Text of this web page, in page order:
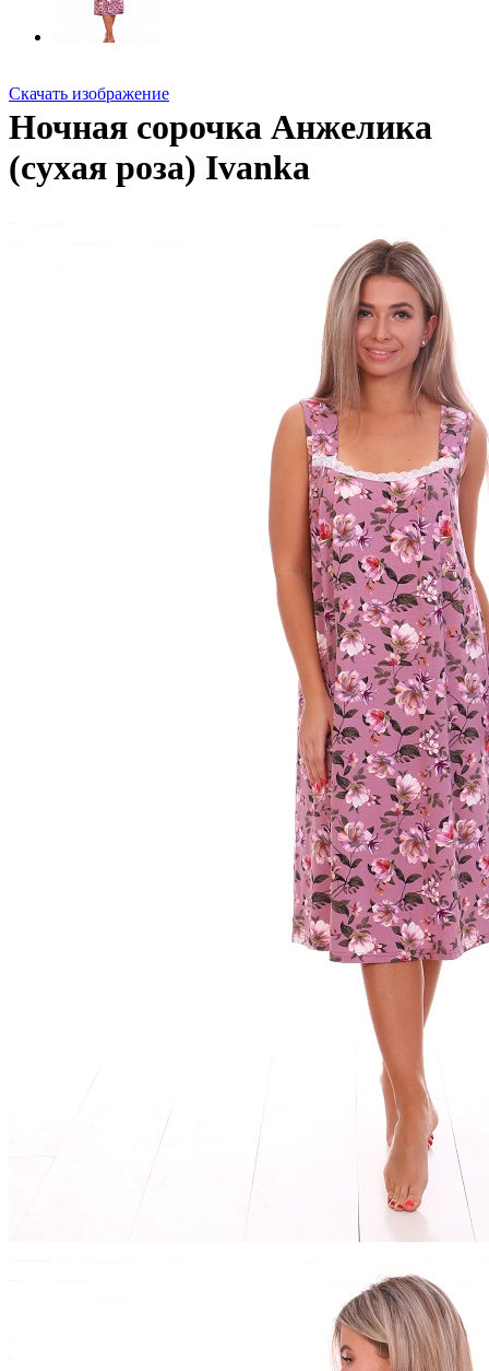
Скачать изображение
Ночная сорочка Анжелика
(сухая роза) Ivanka